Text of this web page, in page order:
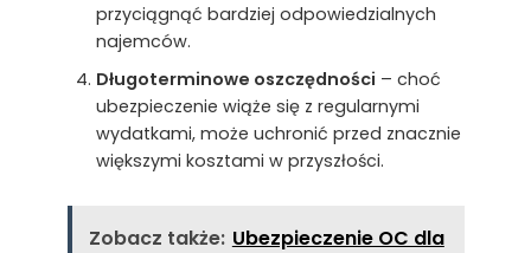
przyciągnąć bardziej odpowiedzialnych
najemców.
Długoterminowe oszczędności – choć
ubezpieczenie wiąże się z regularnymi
wydatkami, może uchronić przed znacznie
większymi kosztami w przyszłości.
Zobacz także: Ubezpieczenie OC dla